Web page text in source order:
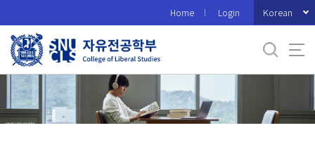
로
메
Home Login Korean